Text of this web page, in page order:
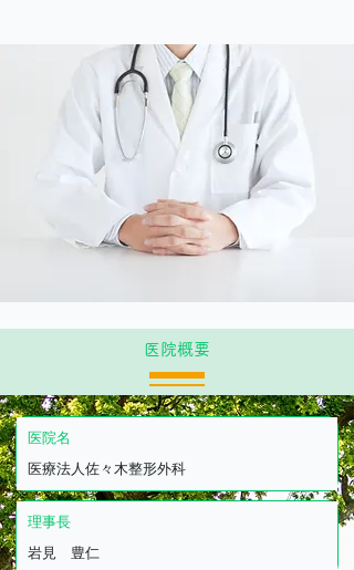
医院概要
医院名
医療法人佐々木整形外科
​理事長
岩見 豊仁